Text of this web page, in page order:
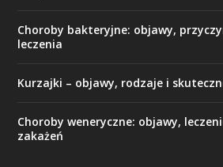
Choroby bakteryjne: objawy,
leczenia
Kurzajki – objawy, rodzaje i
Choroby weneryczne: objawy,
zakażeń